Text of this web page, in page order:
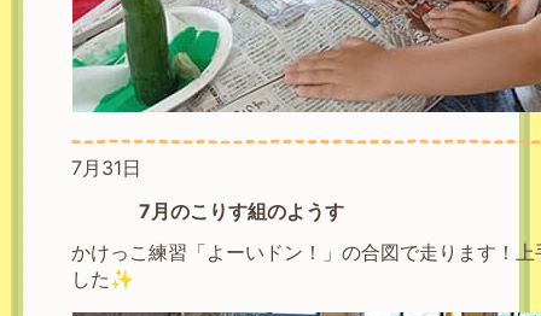
7月31日
7月のこりす組のようす
かけっこ練習「よーいドン！」の合図で走ります！
した✨